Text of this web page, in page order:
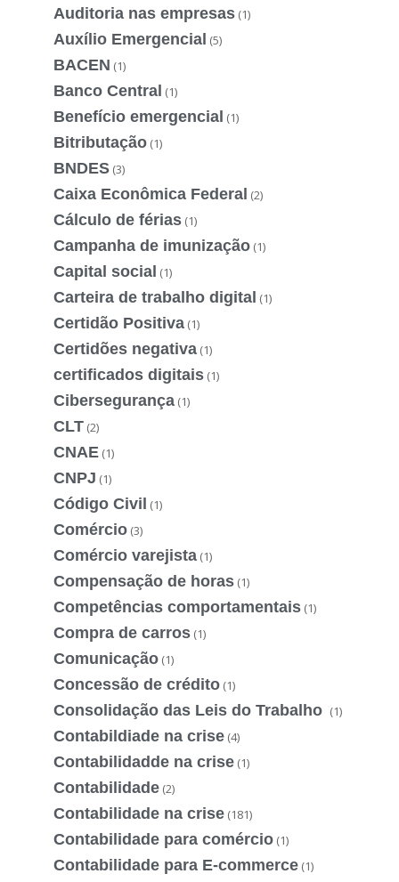
Auditoria nas empresas (1)
Auxílio Emergencial (5)
BACEN (1)
Banco Central (1)
Benefício emergencial (1)
Bitributação (1)
BNDES (3)
Caixa Econômica Federal (2)
Cálculo de férias (1)
Campanha de imunização (1)
Capital social (1)
Carteira de trabalho digital (1)
Certidão Positiva (1)
Certidões negativa (1)
certificados digitais (1)
Cibersegurança (1)
CLT (2)
CNAE (1)
CNPJ (1)
Código Civil (1)
Comércio (3)
Comércio varejista (1)
Compensação de horas (1)
Competências comportamentais (1)
Compra de carros (1)
Comunicação (1)
Concessão de crédito (1)
Consolidação das Leis do Trabalho (1)
Contabildiade na crise (4)
Contabilidadde na crise (1)
Contabilidade (2)
Contabilidade na crise (181)
Contabilidade para comércio (1)
Contabilidade para E-commerce (1)